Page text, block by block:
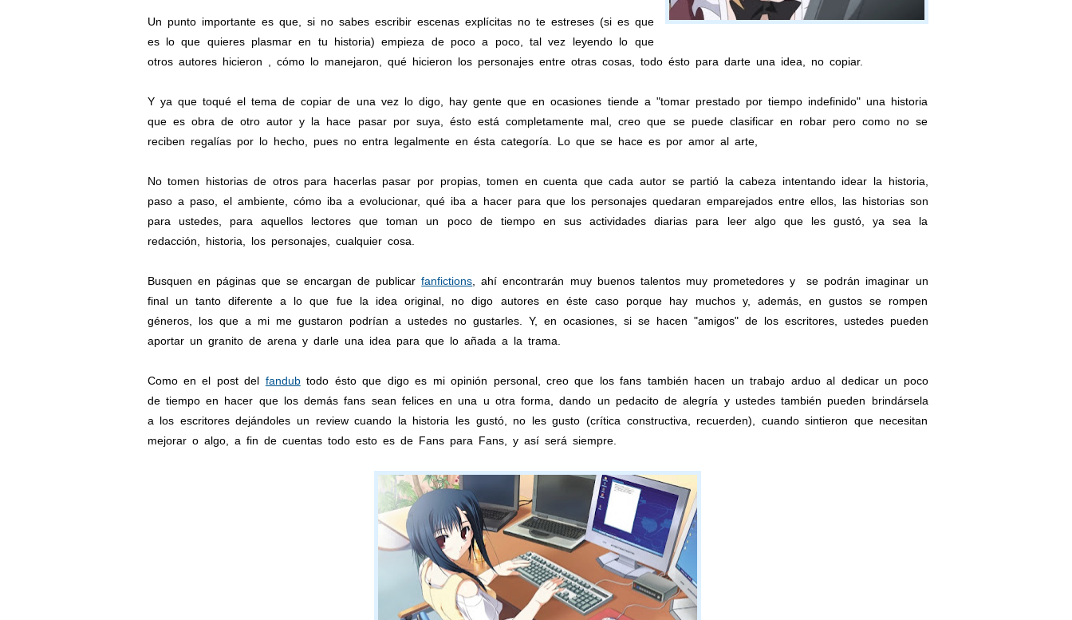
Un punto importante es que, si no sabes escribir escenas explícitas no te estreses (si es que
es lo que quieres plasmar en tu historia) empieza de poco a poco, tal vez leyendo lo que
otros autores hicieron , cómo lo manejaron, qué hicieron los personajes entre otras cosas, todo ésto para darte una idea, no copiar.
Y ya que toqué el tema de copiar de una vez lo digo, hay gente que en ocasiones tiende a "tomar prestado por tiempo indefinido" una historia
que es obra de otro autor y la hace pasar por suya, ésto está completamente mal, creo que se puede clasificar en robar pero como no se
reciben regalías por lo hecho, pues no entra legalmente en ésta categoría. Lo que se hace es por amor al arte,
No tomen historias de otros para hacerlas pasar por propias, tomen en cuenta que cada autor se partió la cabeza intentando idear la historia,
paso a paso, el ambiente, cómo iba a evolucionar, qué iba a hacer para que los personajes quedaran emparejados entre ellos, las historias son
para ustedes, para aquellos lectores que toman un poco de tiempo en sus actividades diarias para leer algo que les gustó, ya sea la
redacción, historia, los personajes, cualquier cosa.
Busquen en páginas que se encargan de publicarfanfictions , ahí encontrarán muy buenos talentos muy prometedores y se podrán imaginar un
final un tanto diferente a lo que fue la idea original, no digo autores en éste caso porque hay muchos y, además, en gustos se rompen
géneros, los que a mi me gustaron podrían a ustedes no gustarles. Y, en ocasiones, si se hacen "amigos" de los escritores, ustedes pueden
aportar un granito de arena y darle una idea para que lo añada a la trama.
Como en el post del fandubtodo ésto que digo es mi opinión personal, creo que los fans también hacen un trabajo arduo al dedicar un poco
de tiempo en hacer que los demás fans sean felices en una u otra forma, dando un pedacito de alegría y ustedes también pueden brindársela
a los escritores dejándoles un review cuando la historia les gustó, no les gusto (crítica constructiva, recuerden), cuando sintieron que necesitan
mejorar o algo, a fin de cuentas todo esto es de Fans para Fans, y así será siempre.